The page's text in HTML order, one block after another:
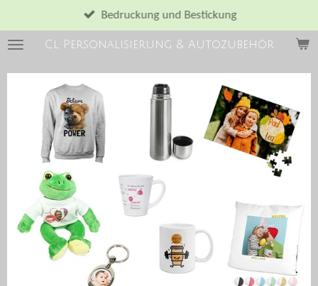
Hauptinhalt
springenCl Personalisierung & Autozubehör
Bedruckung und Bestickung